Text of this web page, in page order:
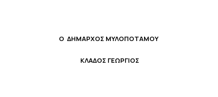
Ο ΔΗΜΑΡΧΟΣ ΜΥΛΟΠΟΤΑΜΟΥ
ΚΛΑΔΟΣ ΓΕΩΡΓΙΟΣ